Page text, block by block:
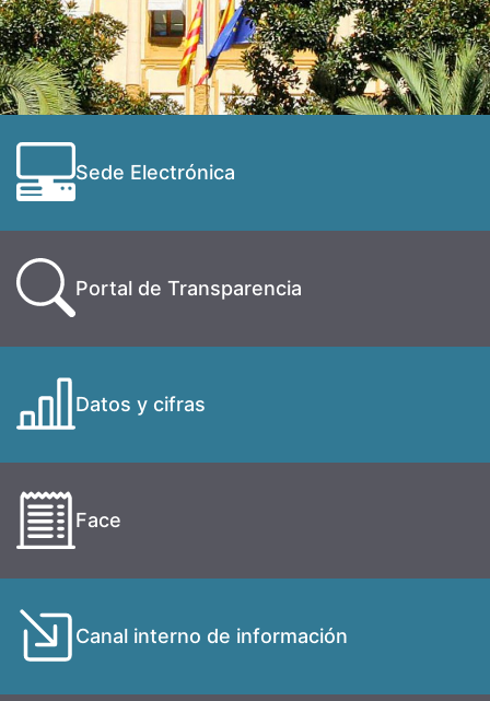
Sede Electrónica
Portal de Transparencia
Datos y cifras
Face
Canal interno de información